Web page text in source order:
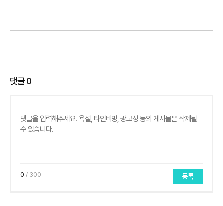
댓글0
0 / 300 등록